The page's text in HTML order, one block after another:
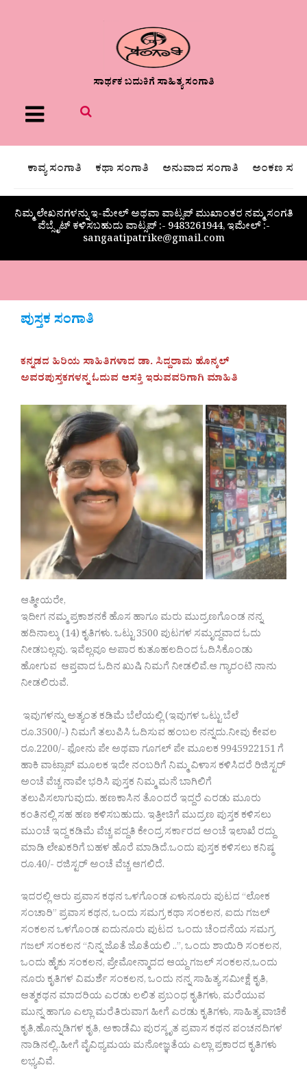
ಸಾರ್ಥಕ ಬದುಕಿಗೆ ಸಾಹಿತ್ಯ ಸಂಗಾತಿ
Menu
ಕಾವ್ಯ ಸಂಗಾತಿ ಕಥಾ ಸಂಗಾತಿ ಅನುವಾದ ಸಂಗಾತಿ ಅಂಕಣ
ನಿಮ್ಮ ಲೇಖನಗಳನ್ನು ಇ-ಮೇಲ್ ಅಥವಾ ವಾಟ್ಸಪ್ ಮುಖಾಂತರ ನಮ್ಮ ಸಂಗತಿ
ವೆಬ್ಸೈಟ್ ಕಳಿಸಬಹುದು ವಾಟ್ಸಪ್‌ :- 9483261944, ಇಮೇಲ್ :-
sangaatipatrike@gmail.com
ಪುಸ್ತಕ ಸಂಗಾತಿ
ಕನ್ನಡದ ಹಿರಿಯ ಸಾಹಿತಿಗಳಾದ ಡಾ. ಸಿದ್ದರಾಮ ಹೊನ್ಕಲ್‌
ಅವರಪುಸ್ತಕಗಳನ್ನ ಓದುವ ಆಸಕ್ತಿ ಇರುವವರಿಗಾಗಿ ಮಾಹಿತಿ
ಆತ್ಮೀಯರೇ,
ಇದೀಗ ನಮ್ಮ ಪ್ರಕಾಶನಕೆ ಹೊಸ ಹಾಗೂ ಮರು ಮುದ್ರಣಗೊಂಡ ನನ್ನ
ಹದಿನಾಲ್ಕು (14) ಕೃತಿಗಳು. ಒಟ್ಟು 3500 ಪುಟಗಳ ಸಮೃದ್ದವಾದ ಓದು
ನೀಡಬಲ್ಲವು. ಇವೆಲ್ಲವೂ ಅಪಾರ ಕುತೂಹಲದಿಂದ ಓದಿಸಿಕೊಂಡು
ಹೋಗುವ ಆಪ್ತವಾದ ಓದಿನ ಖುಷಿ ನಿಮಗೆ ನೀಡಲಿವೆ.ಆ ಗ್ಯಾರಂಟಿ ನಾನು
ನೀಡಲಿರುವೆ.
ಇವುಗಳನ್ನು ಅತ್ಯಂತ ಕಡಿಮೆ ಬೆಲೆಯಲ್ಲಿ (ಇವುಗಳ ಒಟ್ಟು ಬೆಲೆ
ರೂ.3500/-) ನಿಮಗೆ ತಲುಪಿಸಿ ಓದಿಸುವ ಹಂಬಲ ನನ್ನದು.ನೀವು ಕೇವಲ
ರೂ.2200/- ಫೋನು ಪೇ ಅಥವಾ ಗೂಗಲ್ ಪೇ ಮೂಲಕ 9945922151 ಗೆ
ಹಾಕಿ ವಾಟ್ಸಾಪ್ ಮೂಲಕ ಇದೇ ನಂಬರಿಗೆ ನಿಮ್ಮ ವಿಳಾಸ ಕಳಿಸಿದರೆ ರಿಜಿಸ್ಟರ್
ಅಂಚೆ ವೆಚ್ಚ ನಾವೇ ಭರಿಸಿ ಪುಸ್ತಕ ನಿಮ್ಮ ಮನೆ ಬಾಗಿಲಿಗೆ
ತಲುಪಿಸಲಾಗುವುದು. ಹಣಕಾಸಿನ ತೊಂದರೆ ಇದ್ದರೆ ಎರಡು ಮೂರು
ಕಂತಿನಲ್ಲಿ ಸಹ ಹಣ ಕಳಿಸಬಹುದು. ಇತ್ತೀಚಿಗೆ ಮುದ್ರಣ ಪುಸ್ತಕ ಕಳಿಸಲು
ಮುಂಚೆ ಇದ್ದ ಕಡಿಮೆ ವೆಚ್ಚ ಪದ್ದತಿ ಕೇಂದ್ರ ಸರ್ಕಾರದ ಅಂಚೆ ಇಲಾಖೆ ರದ್ದು
ಮಾಡಿ ಲೇಖಕರಿಗೆ ಬಹಳ ಹೊರೆ ಮಾಡಿದೆ.ಒಂದು ಪುಸ್ತಕ ಕಳಿಸಲು ಕನಿಷ್ಠ
ರೂ.40/- ರಜಿಸ್ಟರ್ ಅಂಚೆ ವೆಚ್ಚ ಆಗಲಿದೆ.
ಇದರಲ್ಲಿ ಆರು ಪ್ರವಾಸ ಕಥನ ಒಳಗೊಂಡ ಏಳುನೂರು ಪುಟದ “ಲೋಕ
ಸಂಚಾರಿ” ಪ್ರವಾಸ ಕಥನ, ಒಂದು ಸಮಗ್ರ ಕಥಾ ಸಂಕಲನ, ಐದು ಗಜಲ್
ಸಂಕಲನ ಒಳಗೊಂಡ ಐದುನೂರು ಪುಟದ ಒಂದು ಚೆಂದನೆಯ ಸಮಗ್ರ
ಗಜಲ್ ಸಂಕಲನ “ನಿನ್ನ ಜೊತೆ ಜೊತೆಯಲಿ ..”, ಒಂದು ಶಾಯಿರಿ ಸಂಕಲನ,
ಒಂದು ಹೈಕು ಸಂಕಲನ, ಪ್ರೇಮೋನ್ಮಾದದ ಆಯ್ದ ಗಜಲ್ ಸಂಕಲನ,ಒಂದು
ನೂರು ಕೃತಿಗಳ ವಿಮರ್ಶೆ ಸಂಕಲನ, ಒಂದು ನನ್ನ ಸಾಹಿತ್ಯ ಸಮೀಕ್ಷೆ ಕೃತಿ,
ಆತ್ಮಕಥನ ಮಾದರಿಯ ಎರಡು ಲಲಿತ ಪ್ರಬಂಧ ಕೃತಿಗಳು, ಮರೆಯುವ
ಮುನ್ನ ಹಾಗೂ ಎಲ್ಲಾ ಮರೆತಿರುವಾಗ ಹೀಗೆ ಎರಡು ಕೃತಿಗಳು, ಸಾಹಿತ್ಯ ವಾಚಿಕೆ
ಕೃತಿ,ಹೊನ್ನುಡಿಗಳ ಕೃತಿ, ಅಕಾಡೆಮಿ ಪುರಸ್ಕೃತ ಪ್ರವಾಸ ಕಥನ ಪಂಚನದಿಗಳ
ನಾಡಿನಲ್ಲಿ..ಹೀಗೆ ವೈವಿಧ್ಯಮಯ ಮನೋಜ್ಞತೆಯ ಎಲ್ಲಾ ಪ್ರಕಾರದ ಕೃತಿಗಳು
ಲಭ್ಯವಿವೆ.